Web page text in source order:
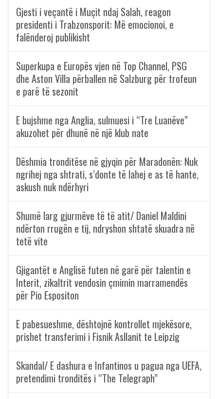
Gjesti i veçantë i Muçit ndaj Salah, reagon
presidenti i Trabzonsporit: Më emocionoi, e
falënderoj publikisht
Superkupa e Europës vjen në Top Channel, PSG
dhe Aston Villa përballen në Salzburg për trofeun
e parë të sezonit
E bujshme nga Anglia, sulmuesi i “Tre Luanëve”
akuzohet për dhunë në një klub nate
Dëshmia tronditëse në gjyqin për Maradonën: Nuk
ngrihej nga shtrati, s’donte të lahej e as të hante,
askush nuk ndërhyri
Shumë larg gjurmëve të të atit/ Daniel Maldini
ndërton rrugën e tij, ndryshon shtatë skuadra në
tetë vite
Gjigantët e Anglisë futen në garë për talentin e
Interit, zikaltrit vendosin çmimin marramendës
për Pio Espositon
E pabesueshme, dështojnë kontrollet mjekësore,
prishet transferimi i Fisnik Asllanit te Leipzig
Skandal/ E dashura e Infantinos u pagua nga UEFA,
pretendimi tronditës i “The Telegraph”